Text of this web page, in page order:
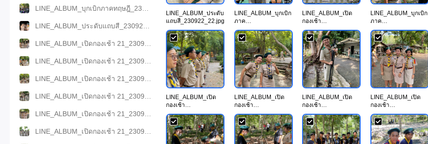
LINE_ALBUM_ประดับ
แถบสี_230922_22.jpg
LINE_ALBUM_บุกเบิก
ภาค
ทฤษฎี_230922_15.jp
g
LINE_ALBUM_เปิด
กองเช้า
21_230922_10.jpg
LINE_ALBUM_บุกเบิก
ภาค
ทฤษฎี_230922_20.jp
g
LINE_ALBUM_เปิด
กองเช้า
21_230922_11.jpg
LINE_ALBUM_เปิด
กองเช้า
21_230922_2.jpg
LINE_ALBUM_เปิด
กองเช้า
21_230922_3.jpg
LINE_ALBUM_เปิด
กองเช้า
21_230922_4.jpg